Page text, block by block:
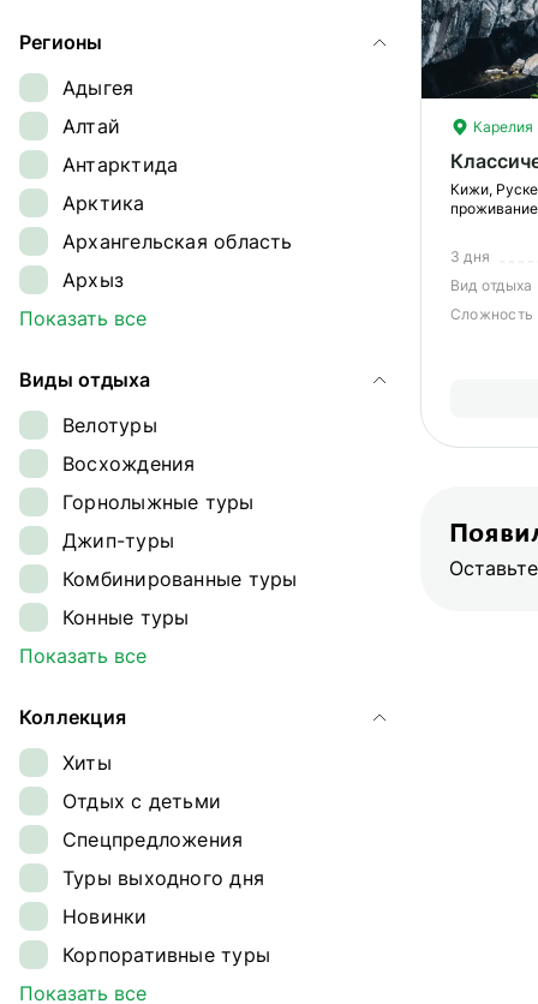
Май
Июнь
Июль
Август
Сентябрь
Октябрь
Ноябрь
Декабрь
Регионы
Адыгея
Алтай
Антарктида
Арктика
Архангельская область
Архыз
Байкал
Восточный Саян
Дагестан
Ингушетия
Кавказ
Калининградская область
Камчатка
Карелия
Кольский полуостров
Ненецкий автономный округ
Плато Путорана
Приморье
Самарская область
Показать все
Виды отдыха
Велотуры
Восхождения
Горнолыжные туры
Джип-туры
Комбинированные туры
Конные туры
Круизы
Обзорные туры
Ретрит-туры
Сплавы
Треккинг
Туры на квадроциклах
Туры на снегоходах
Туры на собачьих упряжках
Показать все
Коллекция
Хиты
Отдых с детьми
Спецпредложения
Туры выходного дня
Новинки
Корпоративные туры
Гастрономические туры
Показать все
Карелия
Кижи,
3 дня
Вид отдыха
Сложность